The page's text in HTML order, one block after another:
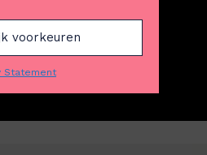
voorkeuren
Statement